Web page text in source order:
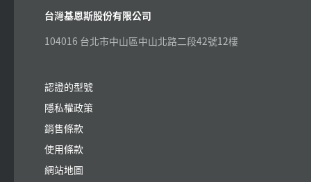
台灣基恩斯股份有限公司
104016 台北市中山區中山北路二段42號12樓
認證的型號
隱私權政策
銷售條款
使用條款
網站地圖